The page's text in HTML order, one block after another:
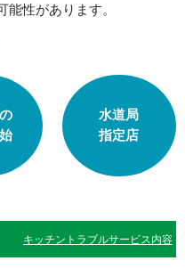
能性があります。
水道局
指定店
キッチントラブルサービス内容